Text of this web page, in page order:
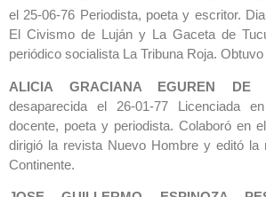
el 25-06-76 Periodista, poeta y escritor.
El Civismo de Luján y La Gaceta de
periódico socialista La Tribuna Roja.
ALICIA GRACIANA EGUREN DE
desaparecida el 26-01-77 Licenciada
docente, poeta y periodista. Colaboró en
dirigió la revista Nuevo Hombre y editó la
Continente.